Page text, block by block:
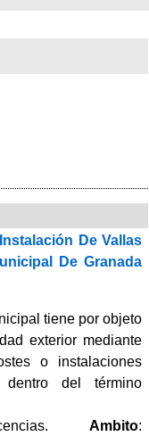
De Vallas
De Granada
tiene por objeto
exterior mediante
o instalaciones
del término
Ambito: